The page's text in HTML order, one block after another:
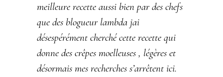
meilleure recette aussi bien par des chefs
que des blogueur lambda jai
désespérément cherché cette recette qui
donne des crêpes moelleuses , légères et
désormais mes recherches s’arrêtent ici.